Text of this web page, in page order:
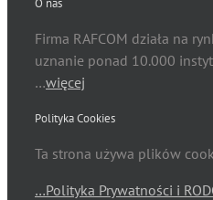
O nas
Firma RAFCOM działa na
uznanie ponad 10.000
…więcej
Polityka Cookies
Ta strona używa plików
…Polityka Prywatności i